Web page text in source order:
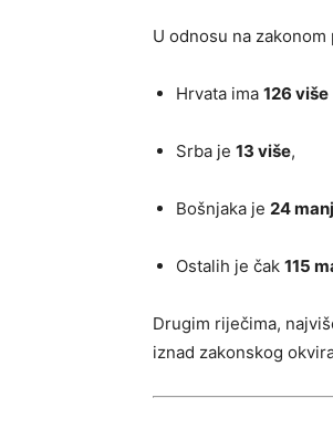
U odnosu na
Hrvata ima 126 više
Srba je 13 više,
Bošnjaka je 24
Ostalih je čak 115
Drugim riječima,
iznad zakonskog